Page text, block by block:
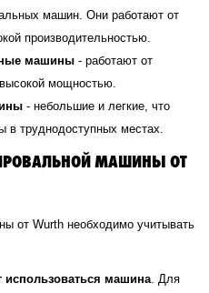
машин. Они работают от
производительностью.
машины - работают от
мощностью.
- небольшие и легкие, что
в труднодоступных местах.
МАШИНЫ ОТ
от Wurth необходимо учитывать
использоваться машина. Для